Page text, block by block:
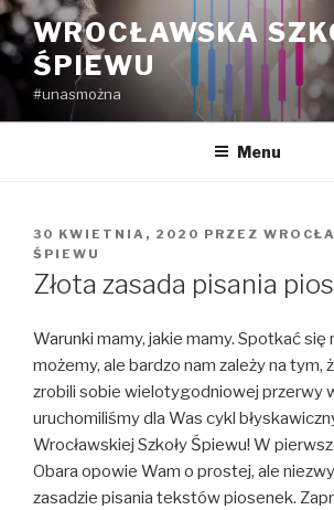
Przejdź
do
treści
WROCŁAWSKA
ŚPIEWU
#unasmożna
Menu
OPUBLIKOWANE
W
30 KWIETNIA, 2020 PRZEZ
ŚPIEWU
Złota zasada pisania
Warunki mamy, jakie mamy. Spotkać się
możemy, ale bardzo nam zależy na tym,
zrobili sobie wielotygodniowej przerwy
uruchomiliśmy dla Was cykl
Wrocławskiej Szkoły Śpiewu! W
Obara opowie Wam o prostej, ale
zasadzie pisania tekstów piosenek.